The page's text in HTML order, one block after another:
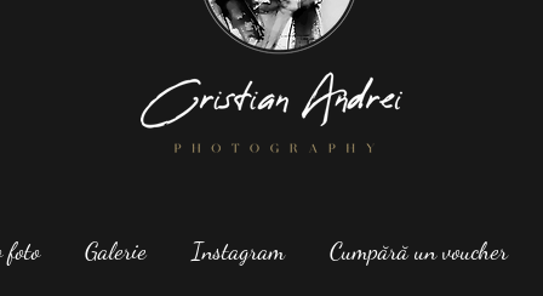
foto Galerie Instagram Cumpără un voucher